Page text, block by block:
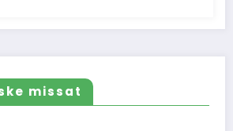
missat